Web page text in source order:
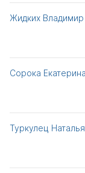
Жидких
Сорока
Туркулец